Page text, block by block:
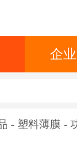
企业
- 塑料薄膜 -